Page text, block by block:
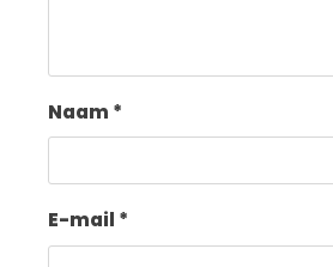
Naam *
E-mail *